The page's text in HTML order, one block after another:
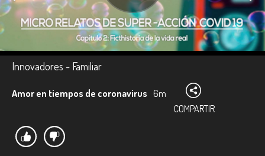
Innovadores - Familiar
Amor en tiempos de coronavirus 6m
COMPARTIR